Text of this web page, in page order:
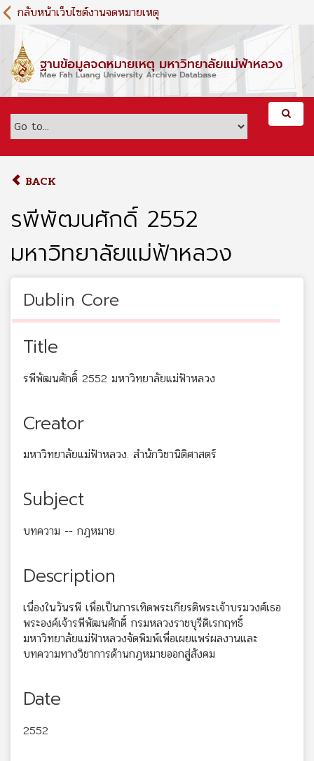
S
k
m
c
กลับหน้าเว็บไซต์งานจดหมายเหตุ
BACK
รพีพัฒนศักดิ์ 2552
มหาวิทยาลัยแม่ฟ้าหลวง
Dublin Core
Title
รพีพัฒนศักดิ์ 2552 มหาวิทยาลัยแม่ฟ้าหลวง
Creator
มหาวิทยาลัยแม่ฟ้าหลวง. สำนักวิชานิติศาสตร์
Subject
บทความ -- กฎหมาย
Description
เนื่องในวันรพี เพื่อเป็นการเทิดพระเกียรติพระเจ้าบรมวงศ์เธอ
พระองค์เจ้ารพีพัฒนศักดิ์ กรมหลวงราชบุรีดิเรกฤทธิ์
มหาวิทยาลัยแม่ฟ้าหลวงจัดพิมพ์เพื่อเผยแพร่ผลงานและ
บทความทางวิชาการด้านกฎหมายออกสู่สังคม
Date
2552